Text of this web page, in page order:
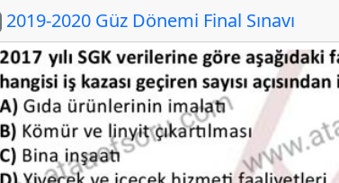
2019-2020 Güz Dönemi Final Sınavı